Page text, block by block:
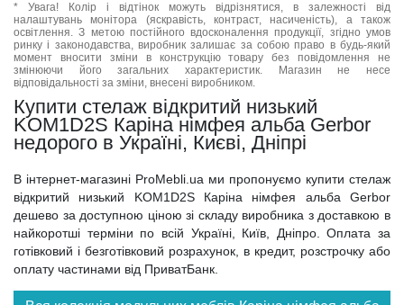
* Увага! Колір і відтінок можуть відрізнятися, в залежності від
налаштувань монітора (яскравість, контраст, насиченість), а також
освітлення. З метою постійного вдосконалення продукції, згідно умов
ринку і законодавства, виробник залишає за собою право в будь-який
момент вносити зміни в конструкцію товару без повідомлення не
змінюючи його загальних характеристик. Магазин не несе
відповідальності за зміни, внесені виробником.
Купити стелаж відкритий низький
KOM1D2S Каріна німфея альба Gerbor
недорого в Україні, Києві, Дніпрі
В інтернет-магазині ProMebli.ua ми пропонуємо купити стелаж
відкритий низький KOM1D2S Каріна німфея альба Gerbor
дешево за доступною ціною зі складу виробника з доставкою в
найкоротші терміни по всій Україні, Київ, Дніпро. Оплата за
готівковий і безготівковий розрахунок, в кредит, розстрочку або
оплату частинами від ПриватБанк.